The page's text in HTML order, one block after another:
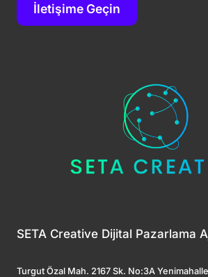
İletişime Geçin
SETA Creative Dijital Pazarlama
Turgut Özal Mah. 2167 Sk. No:3A